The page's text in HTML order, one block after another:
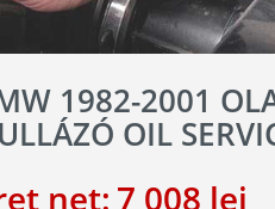
1982-2001
OIL
net: 7 008 lei